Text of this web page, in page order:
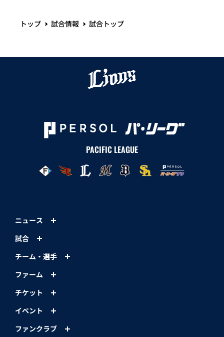
トップ 試合情報 試合トップ
PACIFIC LEAGUE
ニュース
試合
チーム・選手
ファーム
チケット
イベント
ファンクラブ